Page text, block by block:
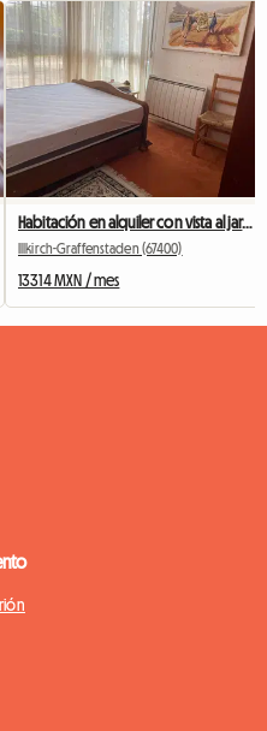
Habitación en alquiler con vista al jardín
Illkirch-Graffenstaden (67400)
13314 MXN / mes